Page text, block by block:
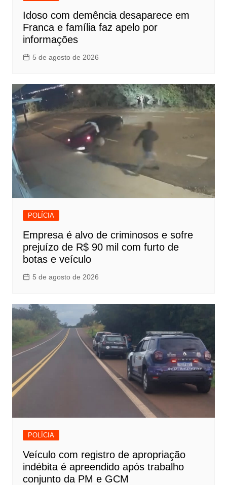
Idoso com demência desaparece em
Franca e família faz apelo por
informações
5 de agosto de 2026
POLÍCIA
Empresa é alvo de criminosos e sofre
prejuízo de R$ 90 mil com furto de
botas e veículo
5 de agosto de 2026
POLÍCIA
Veículo com registro de apropriação
indébita é apreendido após trabalho
conjunto da PM e GCM